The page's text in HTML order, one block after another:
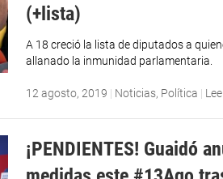
(+lista)
A 18 creció la lista de diputados a
allanado la inmunidad parlamentaria.
12 agosto, 2019 | Noticias, Política |
¡PENDIENTES! Guaidó